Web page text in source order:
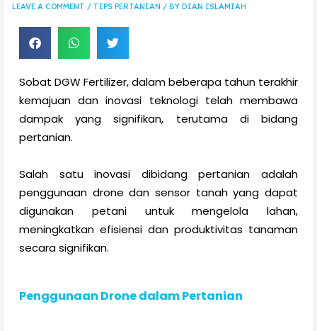
LEAVE A COMMENT / TIPS PERTANIAN / BY DIAN ISLAMIAH
Sobat DGW Fertilizer, dalam beberapa tahun terakhir
kemajuan dan inovasi teknologi telah membawa
dampak yang signifikan, terutama di bidang
pertanian.
Salah satu inovasi dibidang pertanian adalah
penggunaan drone dan sensor tanah yang dapat
digunakan petani untuk mengelola lahan,
meningkatkan efisiensi dan produktivitas tanaman
secara signifikan.
Penggunaan Drone dalam Pertanian